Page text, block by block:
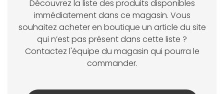
Découvrez la liste des produits disponibles
immédiatement dans ce magasin. Vous
souhaitez acheter en boutique un article du site
qui n’est pas présent dans cette liste ?
Contactez l'équipe du magasin qui pourra le
commander.